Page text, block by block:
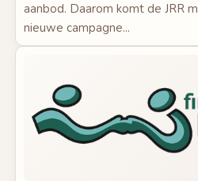
aanbod. Daarom komt de JRR
nieuwe campagne...